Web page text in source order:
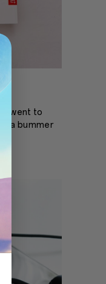
went to
a bummer